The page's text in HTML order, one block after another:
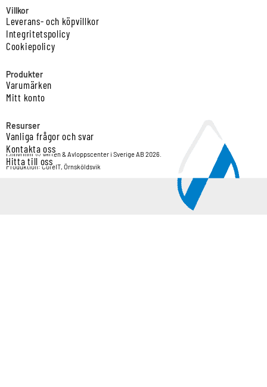
Villkor
Leverans- och köpvillkor
Integritetspolicy
Cookiepolicy
Produkter
Varumärken
Mitt konto
Resurser
Vanliga frågor och svar
Kontakta oss
Hitta till oss
Copyright © Vatten & Avloppscenter i Sverige AB 2026.
Produktion: CoreIT, Örnsköldsvik